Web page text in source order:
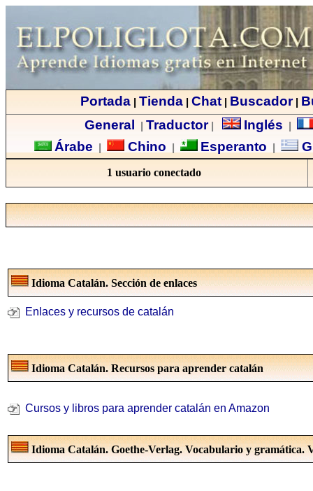
Portada Tienda Chat Buscador|
General
Traductor| Inglés
Árabe Chino Esperanto
1 usuario conectado
Idioma Catalán. Sección de enlaces
Enlaces y recursos de catalán
Idioma Catalán. Recursos para aprender catalán
Cursos y libros para aprender catalán en Amazon
Idioma Catalán. Goethe-Verlag. Vocabulario y gramática.